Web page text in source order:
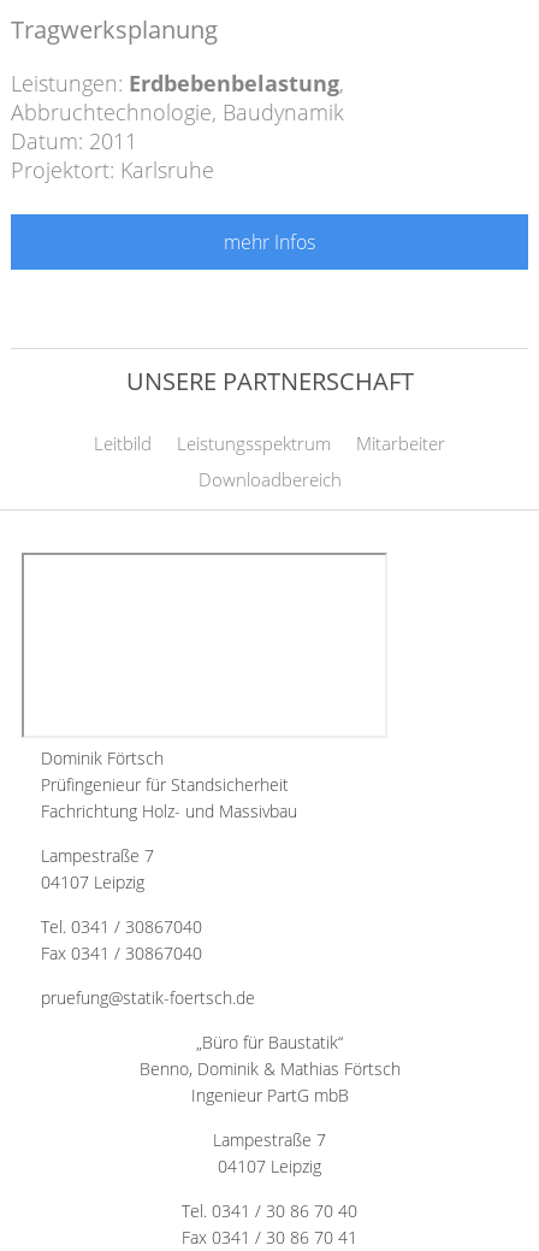
Tragwerksplanung
Leistungen: Erdbebenbelastung,
Abbruchtechnologie, Baudynamik
Datum: 2011
Projektort: Karlsruhe
mehr Infos
UNSERE PARTNERSCHAFT
Leitbild Leistungsspektrum
Mitarbeiter
Downloadbereich
Dominik Förtsch
Prüfingenieur für Standsicherheit
Fachrichtung Holz- und Massivbau
Lampestraße 7
04107 Leipzig
Tel. 0341 / 30867040
Fax 0341 / 30867040
pruefung@statik-foertsch.de
„Büro für Baustatik“
Benno, Dominik & Mathias Förtsch
Ingenieur PartG mbB
Lampestraße 7
04107 Leipzig
Tel. 0341 / 30 86 70 40
Fax 0341 / 30 86 70 41